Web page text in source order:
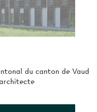
du canton de Vaud